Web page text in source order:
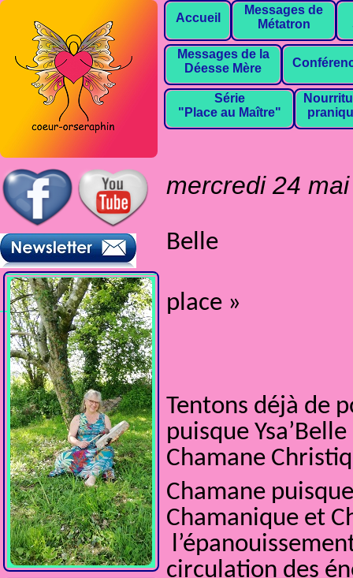
Accueil
Messages de
Métatron
Messages de la
Déesse Mère
Série
"Place au Maître"
mercredi 24
Belle
place »
Tentons déjà de
puisque
Chamane
Chamane
Chamanique et
circulation des